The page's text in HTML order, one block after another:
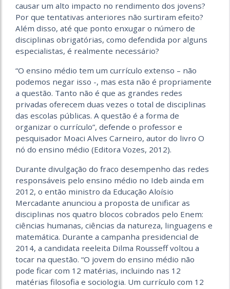
causar um alto impacto no rendimento dos jovens?
Por que tentativas anteriores não surtiram efeito?
Além disso, até que ponto enxugar o número de
disciplinas obrigatórias, como defendida por alguns
especialistas, é realmente necessário?
“O ensino médio tem um currículo extenso – não
podemos negar isso -, mas esta não é propriamente
a questão. Tanto não é que as grandes redes
privadas oferecem duas vezes o total de disciplinas
das escolas públicas. A questão é a forma de
organizar o currículo”, defende o professor e
pesquisador Moaci Alves Carneiro, autor do livro O
nó do ensino médio (Editora Vozes, 2012).
Durante divulgação do fraco desempenho das redes
responsáveis pelo ensino médio no Ideb ainda em
2012, o então ministro da Educação Aloísio
Mercadante anunciou a proposta de unificar as
disciplinas nos quatro blocos cobrados pelo Enem:
ciências humanas, ciências da natureza, linguagens e
matemática. Durante a campanha presidencial de
2014, a candidata reeleita Dilma Rousseff voltou a
tocar na questão. “O jovem do ensino médio não
pode ficar com 12 matérias, incluindo nas 12
matérias filosofia e sociologia. Um currículo com 12